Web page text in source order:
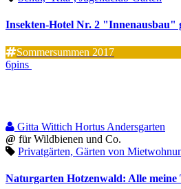
Insekten-Hotel Nr. 2 "Innenausbau"
Sommersummen 2017
6pins
Gitta Wittich Hortus Andersgarten
@ für Wildbienen und Co.
Privatgärten, Gärten von
Naturgarten Hotzenwald: Alle